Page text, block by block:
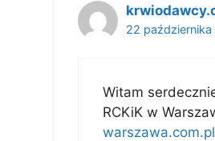
22
Witam
RCKiK w